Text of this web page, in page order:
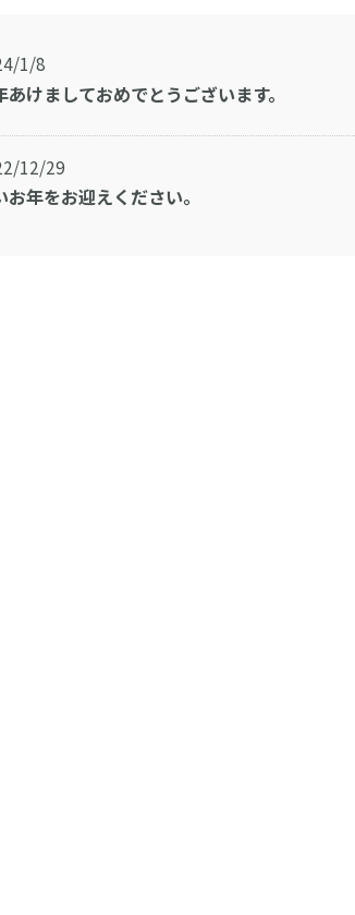
1/8
あけましておめでとうございます。
12/29
お年をお迎えください。